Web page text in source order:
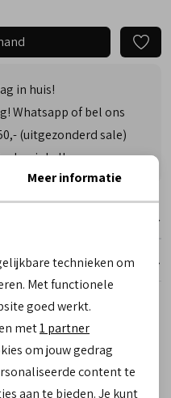
in huis!
Whatsapp of bel ons
(uitgezonderd sale)
de winkel!
80
Meer informatie
technieken om
Met functionele
goed werkt.
met1 partner
om jouw gedrag
content te
aan te bieden. Je kunt